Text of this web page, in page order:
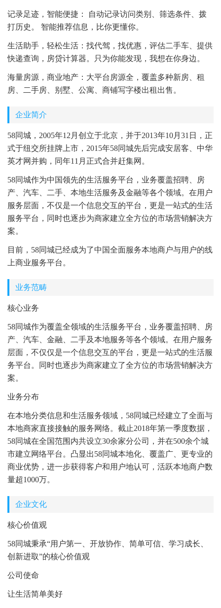
记录足迹，智能便捷： 自动记录访问类别、筛选条件、拨
打历史。 智能推荐信息，比你更懂你。
生活助手，轻松生活：找代驾，找优惠，评估二手车、提供
快递查询，房贷计算器。只为你能发现，我想在你身边。
海量房源，商业地产：大平台房源全，覆盖多种新房、租
房、二手房、别墅、公寓、商铺写字楼出租出售。
企业简介
58同城，2005年12月创立于北京，并于2013年10月31日，正
式于纽交所挂牌上市，2015年58同城先后完成安居客、中华
英才网并购，同年11月正式合并赶集网。
58同城作为中国领先的生活服务平台，业务覆盖招聘、房
产、汽车、二手、本地生活服务及金融等各个领域。在用户
服务层面，不仅是一个信息交互的平台，更是一站式的生活
服务平台，同时也逐步为商家建立全方位的市场营销解决方
案。
目前，58同城已经成为了中国全面服务本地商户与用户的线
上商业服务平台。
业务范畴
核心业务
58同城作为覆盖全领域的生活服务平台，业务覆盖招聘、房
产、汽车、金融、二手及本地服务等各个领域。在用户服务
层面，不仅仅是一个信息交互的平台，更是一站式的生活服
务平台。同时也逐步为商家建立了全方位的市场营销解决方
案。
业务分布
在本地分类信息和生活服务领域，58同城已经建立了全面与
本地商家直接接触的服务网络。截止2018年第一季度数据，
58同城在全国范围内共设立30余家分公司，并在500余个城
市建立网络平台。凸显出58同城本地化、覆盖广、更专业的
商业优势，进一步获得客户和用户地认可，活跃本地商户数
量超1000万。
企业文化
核心价值观
58同城秉承“用户第一、开放协作、简单可信、学习成长、
创新进取”的核心价值观
公司使命
让生活简单美好